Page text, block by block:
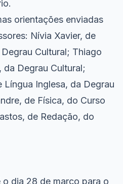
orientações enviadas
Nívia Xavier, de
Cultural; Thiago
da Degrau Cultural;
Língua Inglesa, da Degrau
de Física, do Curso
de Redação, do
dia 28 de março para o